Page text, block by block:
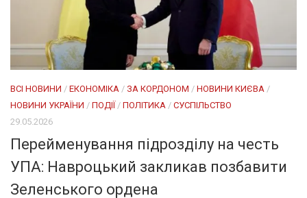
ВСІ НОВИНИ / ЕКОНОМІКА / ЗА КОРДОНОМ / НОВИНИ КИЄВА /
НОВИНИ УКРАЇНИ / ПОДІЇ / ПОЛІТИКА / СУСПІЛЬСТВО
29.05.2026
Перейменування підрозділу на честь
УПА: Навроцький закликав позбавити
Зеленського ордена